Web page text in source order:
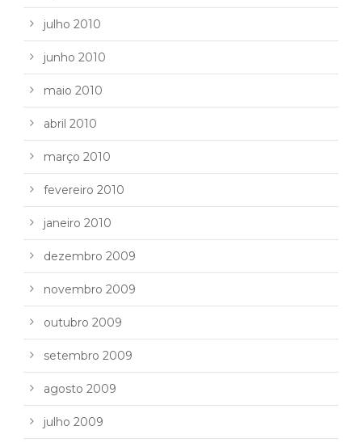
julho 2010
junho 2010
maio 2010
abril 2010
março 2010
fevereiro 2010
janeiro 2010
dezembro 2009
novembro 2009
outubro 2009
setembro 2009
agosto 2009
julho 2009